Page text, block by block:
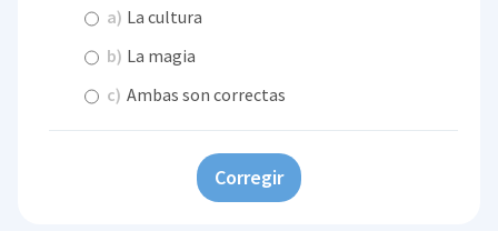
a) La cultura
b) La magia
c) Ambas son correctas
Corregir